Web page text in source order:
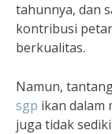
tahunnya, dan
kontribusi
berkualitas.
Namun,
sgp ikan dalam
juga tidak